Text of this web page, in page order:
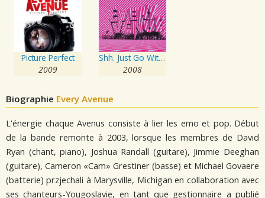
Picture Perfect
2009
Shh. Just Go With It
2008
Biographie Every Avenue
L'énergie chaque Avenus consiste à lier les emo et pop. Début
de la bande remonte à 2003, lorsque les membres de David
Ryan (chant, piano), Joshua Randall (guitare), Jimmie Deeghan
(guitare), Cameron «Cam» Grestiner (basse) et Michael Govaere
(batterie) przjechali à Marysville, Michigan en collaboration avec
ses chanteurs-Yougoslavie, en tant que gestionnaire a publié